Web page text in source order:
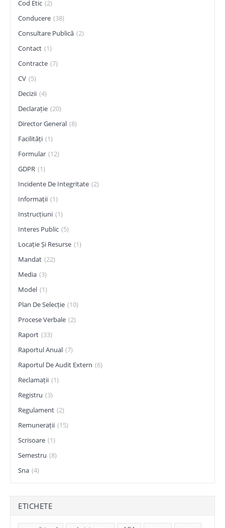
Cod Etic (2)
Conducere (38)
Consultare Publică (2)
Contact (1)
Contracte (7)
CV (5)
Decizii (4)
Declarație (20)
Director General (8)
Facilități (1)
Formular (12)
GDPR (1)
Incidente De Integritate (2)
Informații (1)
Instrucțiuni (1)
Interes Public (5)
Locație Și Resurse (1)
Mandat (22)
Media (3)
Model (1)
Plan De Selecție (10)
Procese Verbale (2)
Raport (33)
Raportul Anual (7)
Raportul De Audit Extern (6)
Reclamații (1)
Registru (3)
Regulament (2)
Remunerații (15)
Scrisoare (1)
Semestru (8)
Sna (4)
ETICHETE